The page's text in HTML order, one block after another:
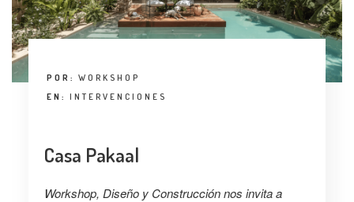
POR: WORKSHOP
EN: INTERVENCIONES
Casa Pakaal
Workshop, Diseño y Construcción nos invita a